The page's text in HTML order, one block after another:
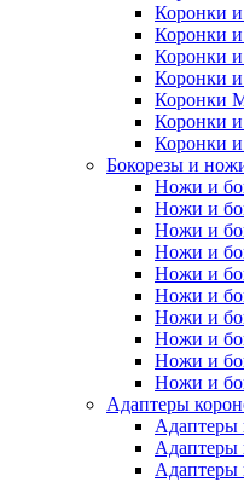
Коронки и
Коронки и
Коронки и
Коронки и
Коронки
Коронки и
Коронки
Бокорезы и
Ножи и
Ножи и
Ножи и
Ножи и
Ножи и
Ножи и
Ножи и
Ножи и
Ножи и
Ножи и
Адаптеры
Адаптеры
Адаптеры
Адаптеры